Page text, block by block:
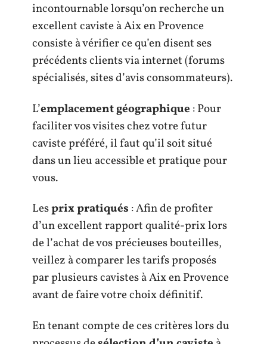
incontournable lorsqu’on recherche un
excellent caviste à Aix en Provence
consiste à vérifier ce qu’en disent ses
précédents clients via internet (forums
spécialisés, sites d’avis consommateurs).
L’emplacement géographique : Pour
faciliter vos visites chez votre futur
caviste préféré, il faut qu’il soit situé
dans un lieu accessible et pratique pour
vous.
Lesprix pratiqués : Afin de profiter
d’un excellent rapport qualité-prix lors
de l’achat de vos précieuses bouteilles,
veillez à comparer les tarifs proposés
par plusieurs cavistes à Aix en Provence
avant de faire votre choix définitif.
En tenant compte de ces critères lors du